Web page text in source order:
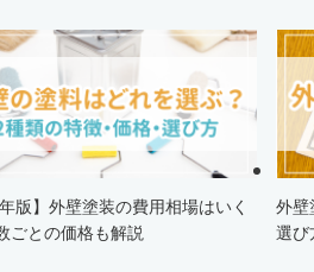
版】外壁塗装の費用相場はいく
ごとの価格も解説
外壁
選び